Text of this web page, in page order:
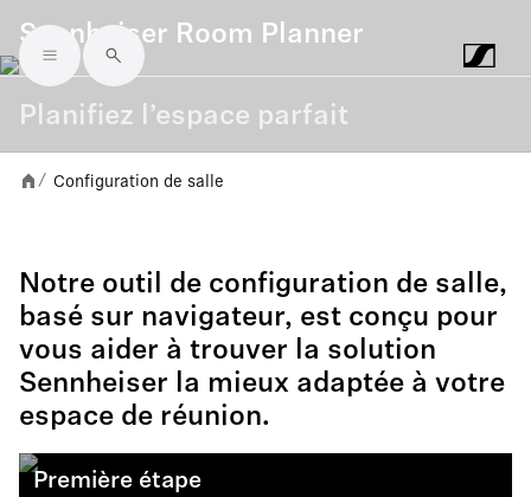
Skip to main content
Sennheiser Room Planner
Planifiez l’espace parfait
/ Configuration de salle
Notre outil de configuration de salle,
basé sur navigateur, est conçu pour
vous aider à trouver la solution
Sennheiser la mieux adaptée à votre
espace de réunion.
Première étape